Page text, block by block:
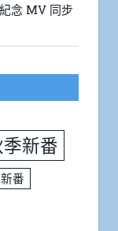
念 MV 同步
新番
番